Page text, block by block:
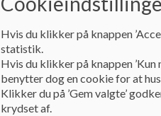
For elever
Hvad hører
Hvis du klikker på knappen
statistik.
Hvis du klikker på knappen
benytter dog en cookie for at
Klikker du på ’Gem valgte’
krydset af.